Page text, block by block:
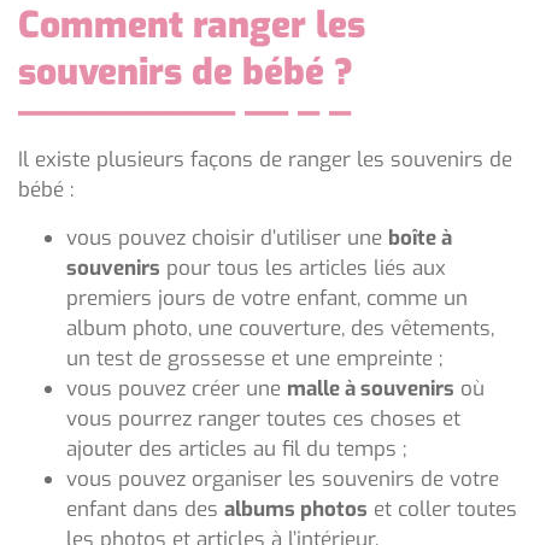
Comment ranger les
souvenirs de bébé ?
Il existe plusieurs façons de ranger les souvenirs de
bébé :
vous pouvez choisir d’utiliser une boîte à
souvenirs pour tous les articles liés aux
premiers jours de votre enfant, comme un
album photo, une couverture, des vêtements,
un test de grossesse et une empreinte ;
vous pouvez créer une malle à souvenirs où
vous pourrez ranger toutes ces choses et
ajouter des articles au fil du temps ;
vous pouvez organiser les souvenirs de votre
enfant dans des albums photos et coller toutes
les photos et articles à l’intérieur.